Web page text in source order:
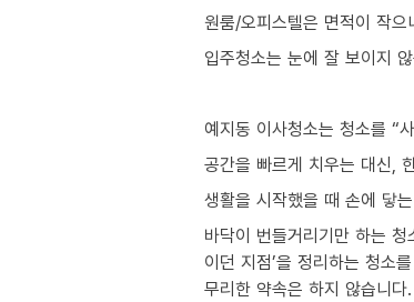
원룸/오피스텔은 면적이 작
입주청소는 눈에 잘 보이지
예지동 이사청소는 청소를 “
공간을 빠르게 치우는 대신,
생활을 시작했을 때 손에 닿
바닥이 번들거리기만 하는
이던 지점’을 정리하는 청소
무리한 약속은 하지 않습니